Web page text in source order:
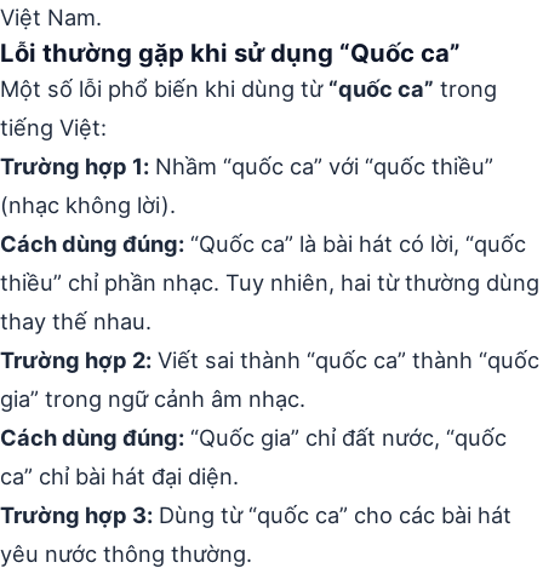
Việt Nam.
Lỗi thường gặp khi sử dụng “Quốc ca”
Một số lỗi phổ biến khi dùng từ “quốc ca” trong
tiếng Việt:
Trường hợp 1: Nhầm “quốc ca” với “quốc thiều”
(nhạc không lời).
Cách dùng đúng: “Quốc ca” là bài hát có lời, “quốc
thiều” chỉ phần nhạc. Tuy nhiên, hai từ thường dùng
thay thế nhau.
Trường hợp 2: Viết sai thành “quốc ca” thành “quốc
gia” trong ngữ cảnh âm nhạc.
Cách dùng đúng: “Quốc gia” chỉ đất nước, “quốc
ca” chỉ bài hát đại diện.
Trường hợp 3: Dùng từ “quốc ca” cho các bài hát
yêu nước thông thường.